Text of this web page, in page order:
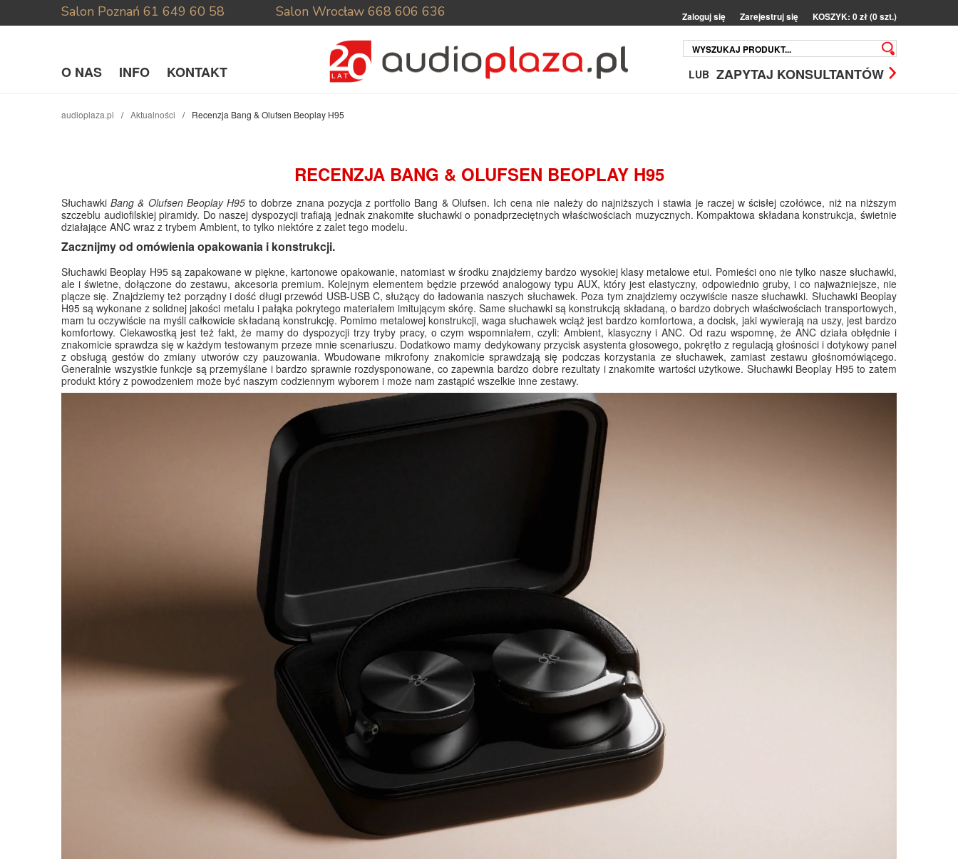
Salon Poznań 61 649 60 58 Salon Wrocław 668 606 636 Zaloguj się Zarejestruj się KOSZYK: 0 zł (0 szt.)
O NAS INFO KONTAKT LUB ZAPYTAJ KONSULTANTÓW
audioplaza.pl Aktualności Recenzja Bang & Olufsen Beoplay H95
RECENZJA BANG & OLUFSEN BEOPLAY H95
SłuchawkiBang & Olufsen Beoplay H95 to dobrze znana pozycja z portfolio Bang & Olufsen. Ich cena nie należy do najniższych i stawia je raczej w ścisłej czołówce, niż na niższym
szczeblu audiofilskiej piramidy. Do naszej dyspozycji trafiają jednak znakomite słuchawki o ponadprzeciętnych właściwościach muzycznych. Kompaktowa składana konstrukcja, świetnie
działające ANC wraz z trybem Ambient, to tylko niektóre z zalet tego modelu.
Zacznijmy od omówienia opakowania i konstrukcji.
Słuchawki Beoplay H95 są zapakowane w piękne, kartonowe opakowanie, natomiast w środku znajdziemy bardzo wysokiej klasy metalowe etui. Pomieści ono nie tylko nasze słuchawki,
ale i świetne, dołączone do zestawu, akcesoria premium. Kolejnym elementem będzie przewód analogowy typu AUX, który jest elastyczny, odpowiednio gruby, i co najważniejsze, nie
plącze się. Znajdziemy też porządny i dość długi przewód USB-USB C, służący do ładowania naszych słuchawek. Poza tym znajdziemy oczywiście nasze słuchawki. Słuchawki Beoplay
H95 są wykonane z solidnej jakości metalu i pałąka pokrytego materiałem imitującym skórę. Same słuchawki są konstrukcją składaną, o bardzo dobrych właściwościach transportowych,
mam tu oczywiście na myśli całkowicie składaną konstrukcję. Pomimo metalowej konstrukcji, waga słuchawek wciąż jest bardzo komfortowa, a docisk, jaki wywierają na uszy, jest bardzo
komfortowy. Ciekawostką jest też fakt, że mamy do dyspozycji trzy tryby pracy, o czym wspomniałem, czyli: Ambient, klasyczny i ANC. Od razu wspomnę, że ANC działa obłędnie i
znakomicie sprawdza się w każdym testowanym przeze mnie scenariuszu. Dodatkowo mamy dedykowany przycisk asystenta głosowego, pokrętło z regulacją głośności i dotykowy panel
z obsługą gestów do zmiany utworów czy pauzowania. Wbudowane mikrofony znakomicie sprawdzają się podczas korzystania ze słuchawek, zamiast zestawu głośnomówiącego.
Generalnie wszystkie funkcje są przemyślane i bardzo sprawnie rozdysponowane, co zapewnia bardzo dobre rezultaty i znakomite wartości użytkowe. Słuchawki Beoplay H95 to zatem
produkt który z powodzeniem może być naszym codziennym wyborem i może nam zastąpić wszelkie inne zestawy.